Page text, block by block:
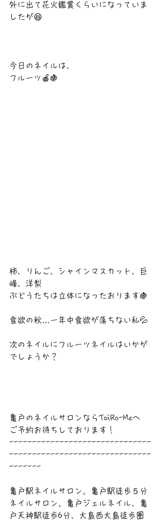
外に出て花火鑑賞くらいになっていま
したが😆
今日のネイルは、
フルーツ🍎🍇
柿、りんご、シャインマスカット、巨
峰、洋梨
ぶどうたちは立体になったおります🍇
食欲の秋…一年中食欲が落ちない私💦
次のネイルにフルーツネイルはいかが
でしょうか？
亀戸のネイルサロンならToiRo-Meへ
ご予約お待ちしております！
-------------------------------
-------------------------------
-------
亀戸駅ネイルサロン，亀戸駅徒歩５分
ネイルサロン，亀戸ジェルネイル、亀
戸天神駅徒歩6分、大島西大島徒歩圏